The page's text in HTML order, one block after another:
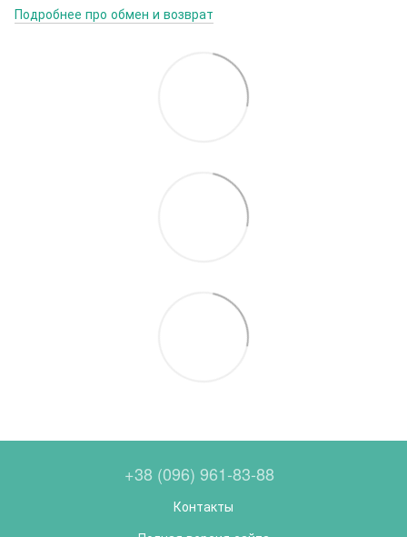
Подробнее про обмен и возврат
+38 (096) 961-83-88
Контакты